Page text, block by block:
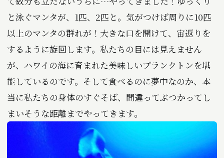
と泳ぐマンタが、1匹、2匹と。気がつけば周りに10匹
以上のマンタの群れが！大きな口を開けて、宙返りを
するように旋回します。私たちの目には見えません
が、ハワイの海に育まれた美味しいプランクトンを堪
能しているのです。そして食べるのに夢中なのか、本
当に私たちの身体のすぐそば、間違ってぶつかってし
まいそうな距離までやってきます。